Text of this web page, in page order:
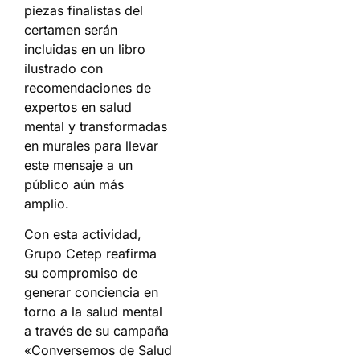
piezas finalistas del
certamen serán
incluidas en un libro
ilustrado con
recomendaciones de
expertos en salud
mental y transformadas
en murales para llevar
este mensaje a un
público aún más
amplio.
Con esta actividad,
Grupo Cetep reafirma
su compromiso de
generar conciencia en
torno a la salud mental
a través de su campaña
«Conversemos de Salud